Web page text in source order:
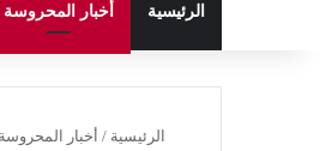
الرئيسية أخبار المحروسة
الرئيسية / أخبار المحروسة